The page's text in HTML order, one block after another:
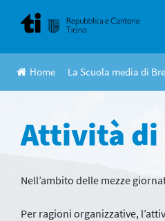
content
Home La Scuola media di
Attività di
Nell’ambito delle mezze
Per ragioni organizzative,